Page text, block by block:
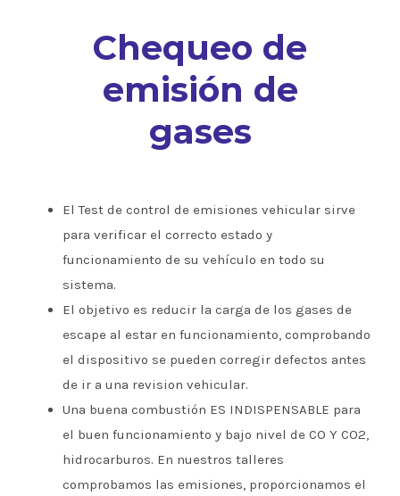
Chequeo de
emisión de
gases
El Test de control de emisiones vehicular sirve
para verificar el correcto estado y
funcionamiento de su vehículo en todo su
sistema.
El objetivo es reducir la carga de los gases de
escape al estar en funcionamiento, comprobando
el dispositivo se pueden corregir defectos antes
de ir a una revision vehicular.
Una buena combustión ES INDISPENSABLE para
el buen funcionamiento y bajo nivel de CO Y CO2,
hidrocarburos. En nuestros talleres
comprobamos las emisiones, proporcionamos el